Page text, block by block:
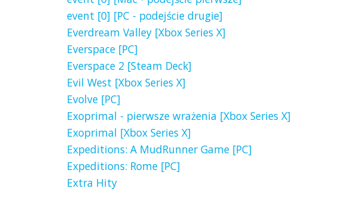
event [0] [PC - podejście drugie]
Everdream Valley [Xbox Series X]
Everspace [PC]
Everspace 2 [Steam Deck]
Evil West [Xbox Series X]
Evolve [PC]
Exoprimal - pierwsze wrażenia [Xbox Series X]
Exoprimal [Xbox Series X]
Expeditions: A MudRunner Game [PC]
Expeditions: Rome [PC]
Extra Hity